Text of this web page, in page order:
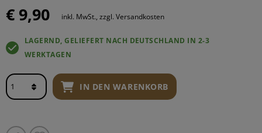
€ 9,90 inkl. MwSt., zzgl. Versandkosten
LAGERND, GELIEFERT NACH DEUTSCHLAND IN 2-3
WERKTAGEN
IN DEN WARENKORB